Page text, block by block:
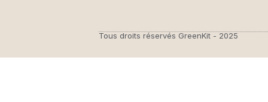
Tous droits réservés GreenKit - 2025